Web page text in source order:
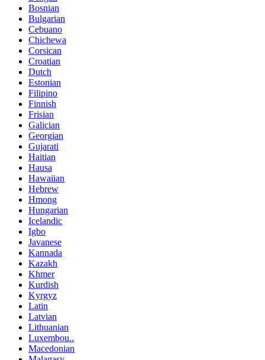
Bosnian
Bulgarian
Cebuano
Chichewa
Corsican
Croatian
Dutch
Estonian
Filipino
Finnish
Frisian
Galician
Georgian
Gujarati
Haitian
Hausa
Hawaiian
Hebrew
Hmong
Hungarian
Icelandic
Igbo
Javanese
Kannada
Kazakh
Khmer
Kurdish
Kyrgyz
Latin
Latvian
Lithuanian
Luxembou..
Macedonian